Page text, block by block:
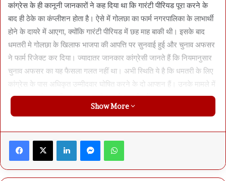
कांग्रेस के ही कानूनी जानकारों ने कह दिया था कि गारंटी पीरियड पूरा करने के
बाद ही ठेके का कंप्लीशन होता है। ऐसे में गोलछा का फार्म नगरपालिका के लाभार्थी
होने के दायरे में आएगा, क्योंकि गारंटी पीरियड में छह माह बाकी थी। इसके बाद
धमतरी मे गोलछा के खिलाफ भाजपा की आपत्ति पर सुनवाई हुई और चुनाव अफसर
ने फार्म रिजेक्ट कर दिया। ज्यादातर जानकार कांग्रेसी जानते हैं कि नियमानुसार
चुनाव अफसर का यह फैसला गलत नहीं था। अभी स्थिति ये है कि धमतरी के लिए
कांग्रेस के पास अधिकृत उम्मीदवार घोषित करने के दो आप्शन हैं। उनके मामले में
ऐन वक्त पर फैसला लिया जाएगा यानी अब से कुछ देर में।
चुनाव में गर्म रखने की तैयारी कर ली है। बिलासपुर नगर निगम मेयर का पद
ओबीसी महिला के लिए आरक्षित है। भाजपा ने वहां से पूजा विधानी को प्रत्याशी
बनाया है। कांग्रेस की ओर से गुरुवार को ही बिलासपुर निर्वाचन अफसर के सामने
Show More
Facebook X LinkedIn